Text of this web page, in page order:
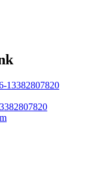
13382807820